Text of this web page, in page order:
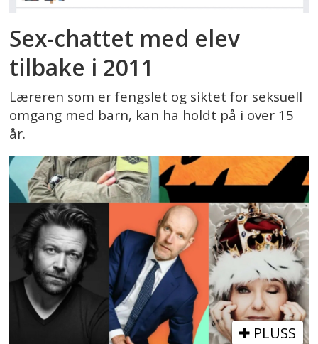
Sex-chattet med elev
tilbake i 2011
Læreren som er fengslet og siktet for seksuell
omgang med barn, kan ha holdt på i over 15
år.
PLUSS